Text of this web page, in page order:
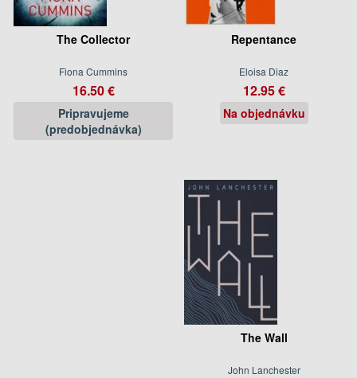
The Collector
Fiona Cummins
16.50 €
Pripravujeme
(predobjednávka)
Repentance
Eloisa Diaz
12.95 €
Na objednávku
The Wall
John Lanchester